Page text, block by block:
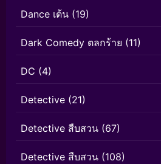
Dance เต้น (19)
Dark Comedy ตลกร้าย (11)
DC (4)
Detective (21)
Detective สืบสวน (67)
Detective สืบสวน (108)